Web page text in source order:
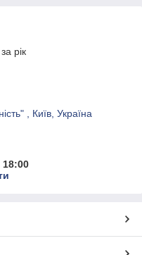
рік
, Київ, Україна
18:00